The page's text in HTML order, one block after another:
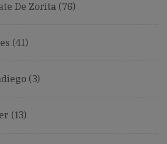
De Zorita (76)
(41)
(3)
(13)